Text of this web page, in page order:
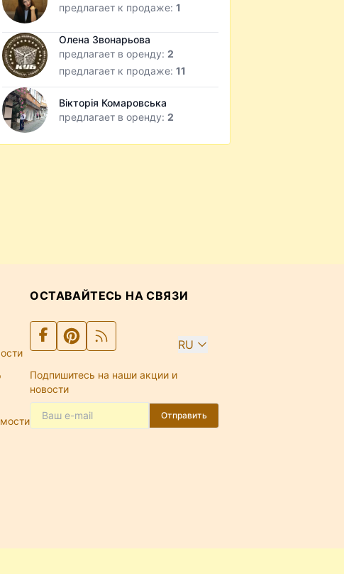
предлагает к продаже:1
Олена Звонарьова
предлагает в оренду:2
предлагает к продаже:11
Вікторія Комаровська
предлагает в оренду:2
ОСТАВАЙТЕСЬ НА СВЯЗИ
RU
Подпишитесь на наши акции и
новости
Отправить